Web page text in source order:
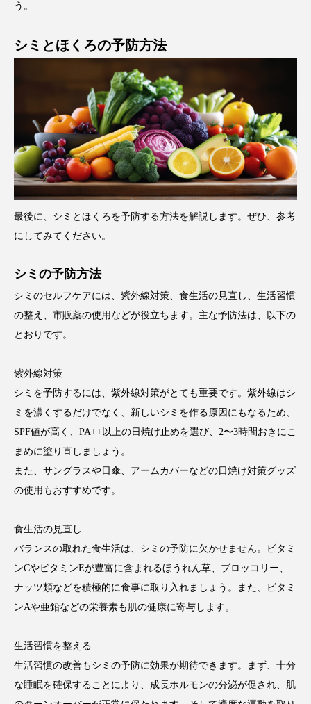
う。
シミとほくろの予防方法
最後に、シミとほくろを予防する方法を解説します。ぜひ、参考
にしてみてください。
シミの予防方法
シミのセルフケアには、紫外線対策、食生活の見直し、生活習慣
の整え、市販薬の使用などが役立ちます。主な予防法は、以下の
とおりです。
紫外線対策
シミを予防するには、紫外線対策がとても重要です。紫外線はシ
ミを濃くするだけでなく、新しいシミを作る原因にもなるため、
SPF値が高く、PA++以上の日焼け止めを選び、2〜3時間おきにこ
まめに塗り直しましょう。
また、サングラスや日傘、アームカバーなどの日焼け対策グッズ
の使用もおすすめです。
食生活の見直し
バランスの取れた食生活は、シミの予防に欠かせません。ビタミ
ンCやビタミンEが豊富に含まれるほうれん草、ブロッコリー、
ナッツ類などを積極的に食事に取り入れましょう。また、ビタミ
ンAや亜鉛などの栄養素も肌の健康に寄与します。
生活習慣を整える
生活習慣の改善もシミの予防に効果が期待できます。まず、十分
な睡眠を確保することにより、成長ホルモンの分泌が促され、肌